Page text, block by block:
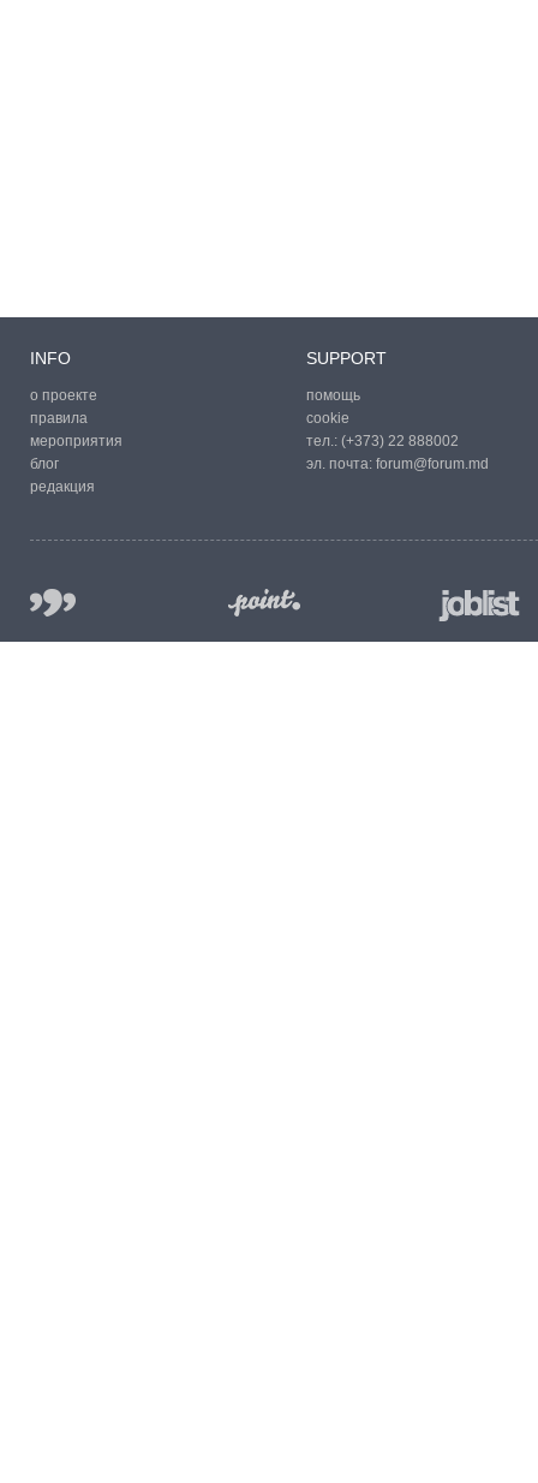
INFO
о проекте
правила
мероприятия
блог
редакция
SUPPORT
помощь
cookie
тел.: (+373) 22 888002
эл. почта: forum@forum.md